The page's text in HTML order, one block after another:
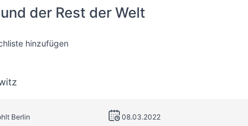
der Rest der Welt
hinzufügen
Berlin 08.03.2022